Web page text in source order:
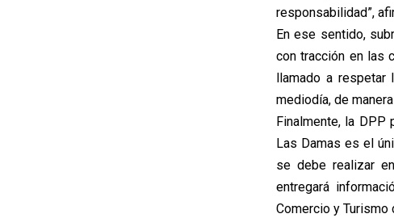
responsabilidad”,
En ese sentido,
con tracción en las
llamado a
mediodía, de
Finalmente, la
Las Damas es el
se debe realizar
entregará
Comercio y Turismo